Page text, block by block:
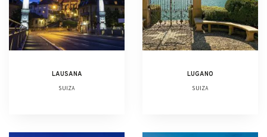
LAUSANA
SUIZA
LUGANO
SUIZA